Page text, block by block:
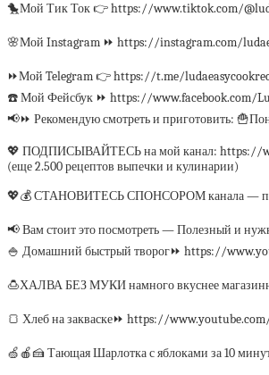
🐤Мой Тик Ток 👉 https://www.tiktok.com/
🌸Мой Instagram ⏩ https://instagram.com/
⏩Мой Telegram 👉 https://t.me/
☎️ Мой Фейсбук ⏩ https://www.facebook.com/
📢⏩ Рекомендую смотреть и приготовить:
💖 ПОДПИСЫВАЙТЕСЬ на мой канал: https://
(еще 2.500 рецептов выпечки и кулинарии)
💖💰 СТАНОВИТЕСЬ СПОНСОРОМ канала —
📢 Вам стоит это посмотреть — Полезный и
🍚 Домашний быстрый творог⏩ https://
🍮ХАЛВА БЕЗ МУКИ намного вкуснее
🍞 Хлеб на закваске⏩ https://
🍏🍎🍰 Тающая Шарлотка с яблоками за 10